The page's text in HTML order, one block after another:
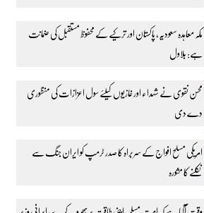
مکہ معاہدہ سعودیہ، پاکستان اور ترکیے کے محفوظ مستقبل کی ضمانت
ہے: بلاول
محسن نقوی نے شہداء اور غازیوں کیلئے سول اعزازات کی منظوری
دے دی
امریکی مسلح افواج کے سربراہ کا صدر ٹرمپ کو ایران جنگ سے
نکلنے کا مشورہ